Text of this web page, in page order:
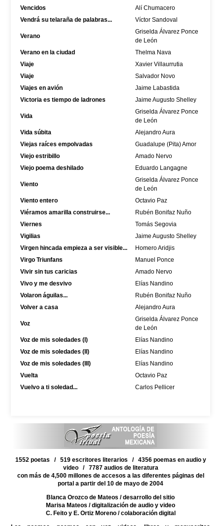
Vencidos
Alí Chumacero
Vendrá su telaraña de palabras...
Víctor Sandoval
Verano
Griselda Álvarez Ponce
de León
Verano en la ciudad
Thelma Nava
Viaje
Xavier Villaurrutia
Viaje
Salvador Novo
Viajes en avión
Jaime Labastida
Victoria es tiempo de ladrones
Jaime Augusto Shelley
Vida
Griselda Álvarez Ponce
de León
Vida súbita
Alejandro Aura
Viejas raíces empolvadas
Guadalupe (Pita) Amor
Viejo estribillo
Amado Nervo
Viejo poema deshilado
Eduardo Langagne
Viento
Griselda Álvarez Ponce
de León
Viento entero
Octavio Paz
Viéramos amarilla construirse...
Rubén Bonifaz Nuño
Viernes
Tomás Segovia
Vigilias
Jaime Augusto Shelley
Virgen hincada empieza a ser visible...
Homero Aridjis
Virgo Triunfans
Manuel Ponce
Vivir sin tus caricias
Amado Nervo
Vivo y me desvivo
Elías Nandino
Volaron águilas...
Rubén Bonifaz Nuño
Volver a casa
Alejandro Aura
Voz
Griselda Álvarez Ponce
de León
Voz de mis soledades (I)
Elías Nandino
Voz de mis soledades (II)
Elías Nandino
Voz de mis soledades (III)
Elías Nandino
Vuelta
Octavio Paz
Vuelvo a ti soledad...
Carlos Pellicer
1552 poetas / 519 escritores literarios / 4356 poemas en audio y
video / 7787 audios de literatura
con más de 4,500 millones de accesos a las diferentes páginas del
portal a partir del 10 de mayo de 2004
Blanca Orozco de Mateos / desarrollo del sitio
Marisa Mateos / digitalización de audio y video
C. Feito y E. Ortiz Moreno/ colaboración digital